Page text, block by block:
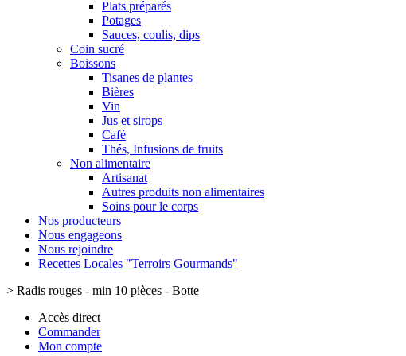
Plats préparés
Potages
Sauces, coulis, dips
Coin sucré
Boissons
Tisanes de plantes
Bières
Vin
Jus et sirops
Café
Thés, Infusions de fruits
Non alimentaire
Artisanat
Autres produits non alimentaires
Soins pour le corps
Nos producteurs
Nous engageons
Nous rejoindre
Recettes Locales "Terroirs Gourmands"
> Radis rouges - min 10 pièces - Botte
Accès direct
Commander
Mon compte